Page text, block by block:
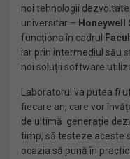
noi tehnologii
universitar –
funcționa în cadrul
iar prin intermediul său
noi soluții software
Laboratorul va putea fi
fiecare an, care vor
de ultimă generație
timp, să testeze aceste
ocazia să pună în